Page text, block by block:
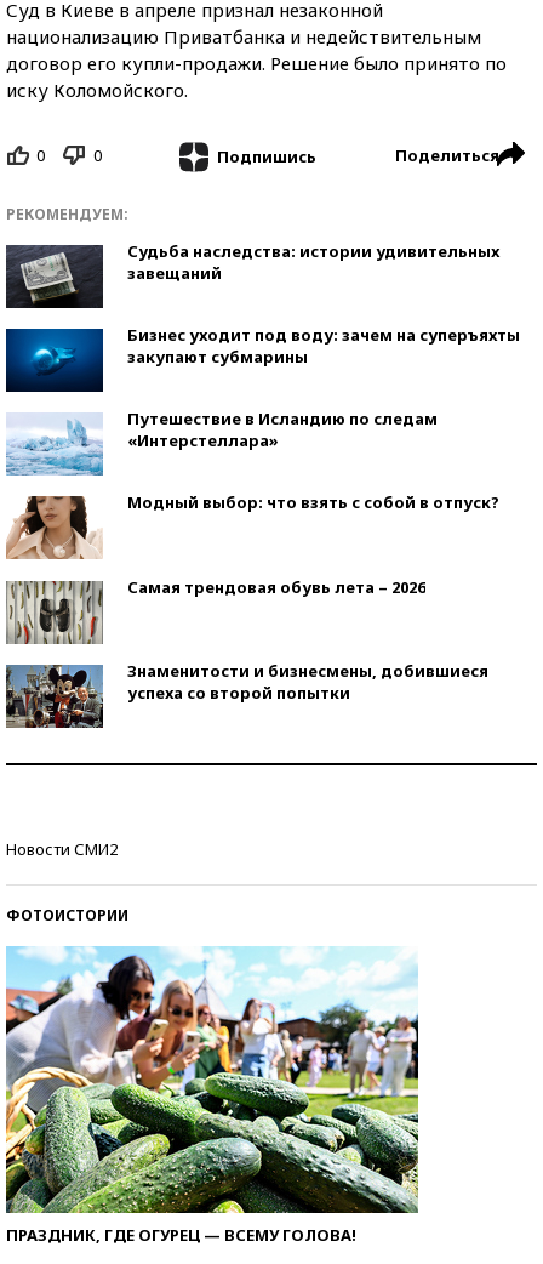
Суд в Киеве в апреле признал незаконной
национализацию Приватбанка и недействительным
договор его купли-продажи. Решение было принято по
иску Коломойского.
0 0 Подпишись Поделиться
РЕКОМЕНДУЕМ:
Судьба наследства: истории удивительных
завещаний
Бизнес уходит под воду: зачем на суперъяхты
закупают субмарины
Путешествие в Исландию по следам
«Интерстеллара»
Модный выбор: что взять с собой в отпуск?
Самая трендовая обувь лета – 2026
Знаменитости и бизнесмены, добившиеся
успеха со второй попытки
Новости СМИ2
ФОТОИСТОРИИ
ПРАЗДНИК, ГДЕ ОГУРЕЦ — ВСЕМУ ГОЛОВА!